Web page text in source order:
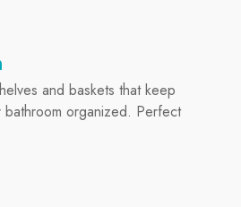
and baskets that keep
bathroom organized. Perfect